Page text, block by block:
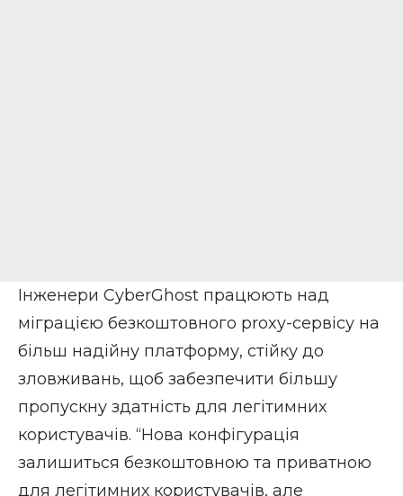
Інженери CyberGhost працюють над
міграцією безкоштовного proxy-сервісу на
більш надійну платформу, стійку до
зловживань, щоб забезпечити більшу
пропускну здатність для легітимних
користувачів. “Нова конфігурація
залишиться безкоштовною та приватною
для легітимних користувачів, але